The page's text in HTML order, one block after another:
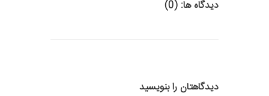
دیدگاه ها: (0)
دیدگاهتان را بنویسید